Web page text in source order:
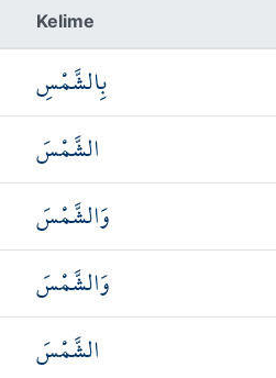
Kelime
بِالشَّمْسِ
الشَّمْسَ
وَالشَّمْسَ
وَالشَّمْسَ
الشَّمْسَ